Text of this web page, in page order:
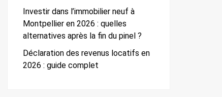
Investir dans l’immobilier neuf à
Montpellier en 2026 : quelles
alternatives après la fin du pinel ?
Déclaration des revenus locatifs en
2026 : guide complet